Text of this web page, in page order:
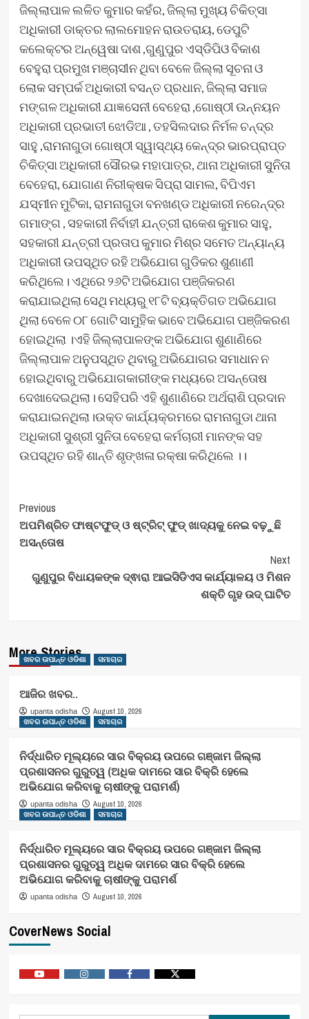
ଜିଲ୍ଲାପାଳ ଲଳିତ କୁମାର କହଁର, ଜିଲ୍ଲା ମୁଖ୍ୟ ଚିକିତ୍ସା
ଅଧିକାରୀ ଡାକ୍ତର ଲାଲମୋହନ ରାଉତରାୟ, ଡେପୁଟି
କଲେକ୍ଟର ଅନ୍ୱେଷା ଦାଶ ,ଗୁଣୁପୁର ଏସ୍ଡିପିଓ ବିକାଶ
ବେହୁରା ପ୍ରମୁଖ ମଞ୍ଚାସୀନ ଥିବା ବେଳେ ଜିଲ୍ଲା ସୂଚନା ଓ
ଲୋକ ସମ୍ପର୍କ ଅଧିକାରୀ ବସନ୍ତ ପ୍ରଧାନ, ଜିଲ୍ଲା ସମାଜ
ମଙ୍ଗଳ ଅଧିକାରୀ ଯାଜ୍ଞସେନୀ ବେହେରା ,ଗୋଷ୍ଠୀ ଉନ୍ନୟନ
ଅଧିକାରୀ ପ୍ରଭାତୀ ଝୋଡିଆ , ତହସିଲଦାର ନିର୍ମଳ ଚନ୍ଦ୍ର
ସାହୁ ,ରାମନାଗୁଡା ଗୋଷ୍ଠୀ ସ୍ୱାସ୍ଥ୍ୟ କେନ୍ଦ୍ର ଭାରପ୍ରାପ୍ତ
ଚିକିତ୍ସା ଅଧିକାରୀ ସୌରଭ ମହାପାତ୍ର, ଥାନା ଅଧିକାରୀ ସୁନିତା
ବେହେରା, ଯୋଗାଣ ନିରୀକ୍ଷକ ସିପ୍ରା ସାମଲ, ବିପିଏମ
ଯସ୍ମୀନ ମୁଟିକା, ରାମନାଗୁଡା ବନଖଣ୍ଡ ଅଧିକାରୀ ନରେନ୍ଦ୍ର
ଗମାଙ୍ଗ , ସହକାରୀ ନିର୍ବାହୀ ଯନ୍ତ୍ରୀ ରାକେଶ କୁମାର ସାହୁ,
ସହକାରୀ ଯନ୍ତ୍ରୀ ପ୍ରତାପ କୁମାର ମିଶ୍ର ସମେତ ଅନ୍ୟାନ୍ୟ
ଅଧିକାରୀ ଉପସ୍ଥିତ ରହି ଅଭିଯୋଗ ଗୁଡିକର ଶୁଣାଣୀ
କରିଥିଲେ। ଏଥିରେ ୨୬ଟି ଅଭିଯୋଗ ପଞ୍ଜିକରଣ
କରାଯାଇଥିଲା ସେଥି ମଧ୍ୟରୁ ୧୮ଟି ବ୍ୟକ୍ତିଗତ ଅଭିଯୋଗ
ଥିଲା ବେଳେ ୦୮ ଗୋଟି ସାମୁହିକ ଭାବେ ଅଭିଯୋଗ ପଞ୍ଜିକରଣ
ହୋଇଥିଲା ।ଏହି ଜିଲ୍ଲାପାଳଙ୍କ ଅଭିଯୋଗ ଶୁଣାଣିରେ
ଜିଲ୍ଲାପାଳ ଅନୁପସ୍ଥିତ ଥିବାରୁ ଅଭିଯୋଗର ସମାଧାନ ନ
ହୋଇଥିବାରୁ ଅଭିଯୋଗକାରୀଙ୍କ ମଧ୍ୟରେ ଅସନ୍ତୋଷ
ଦେଖାଦେଇଥିଲା। ସେହିପରି ଏହି ଶୁଣାଣିରେ ଅର୍ଥରାଶି ପ୍ରଦାନ
କରାଯାଇନଥିଲା।ଉକ୍ତ କାର୍ଯ୍ୟକ୍ରମରେ ରାମନାଗୁଡା ଥାନା
ଅଧିକାରୀ ସୁଶ୍ରୀ ସୁନିତା ବେହେରା କର୍ମଚାରୀ ମାନଙ୍କ ସହ
ଉପସ୍ଥିତ ରହି ଶାନ୍ତି ଶୃଙ୍ଖଳା ରକ୍ଷା କରିଥିଲେ ।।
Post
Navigation
Previous
ଅପମିଶ୍ରିତ ଫାଷ୍ଟଫୁଡ୍ ଓ ଷ୍ଟ୍ରିଟ୍ ଫୁଡ୍ ଖାଦ୍ୟକୁ ନେଇ ବଢ଼ୁଛି
ଅସନ୍ତୋଷ
Next
ଗୁଣୁପୁର ବିଧାୟକଙ୍କ ଦ୍ଵାରା ଆଇସିଡିଏସ କାର୍ଯ୍ୟାଳୟ ଓ ମିଶନ
ଶକ୍ତି ଗୃହ ଉଦ୍ ଘାଟିତ
More Stories
ଖବର ଉପାନ୍ତ ଓଡିଶା ସମାଚାର
ଆଜିର ଖବର..
upanta odisha
August 10, 2026
ଖବର ଉପାନ୍ତ ଓଡିଶା
ସମାଚାର
ନିର୍ଦ୍ଧାରିତ ମୂଲ୍ୟରେ ସାର ବିକ୍ରୟ ଉପରେ ଗଞ୍ଜାମ ଜିଲ୍ଲା
ପ୍ରଶାସନର ଗୁରୁତ୍ୱ (ଅଧିକ ଦାମରେ ସାର ବିକ୍ରି ହେଲେ
ଅଭିଯୋଗ କରିବାକୁ ଚାଷୀଙ୍କୁ ପରାମର୍ଶ)
upanta odisha
August 10, 2026
ଖବର ଉପାନ୍ତ ଓଡିଶା
ସମାଚାର
ନିର୍ଦ୍ଧାରିତ ମୂଲ୍ୟରେ ସାର ବିକ୍ରୟ ଉପରେ ଗଞ୍ଜାମ ଜିଲ୍ଲା
ପ୍ରଶାସନର ଗୁରୁତ୍ୱ ଅଧିକ ଦାମରେ ସାର ବିକ୍ରି ହେଲେ
ଅଭିଯୋଗ କରିବାକୁ ଚାଷୀଙ୍କୁ ପରାମର୍ଶ
upanta odisha August 10, 2026
CoverNews Social